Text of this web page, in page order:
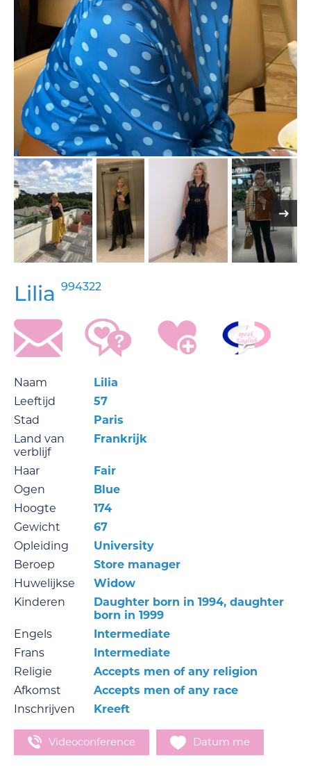
Lilia 994322
Naam
Lilia
Leeftijd
57
Stad
Paris
Land van
verblijf
Frankrijk
Haar
Fair
Ogen
Blue
Hoogte
174
Gewicht
67
Opleiding
University
Beroep
Store manager
Huwelijkse
Widow
Kinderen
Daughter born in 1994, daughter
born in 1999
Engels
Intermediate
Frans
Intermediate
Religie
Accepts men of any religion
Afkomst
Accepts men of any race
Inschrijven
Kreeft
Videoconference Datum me